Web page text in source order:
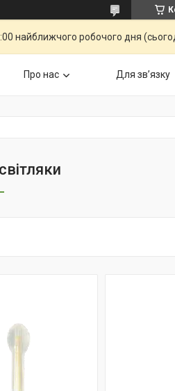
найближчого робочого дня
Про нас Для звʼязку